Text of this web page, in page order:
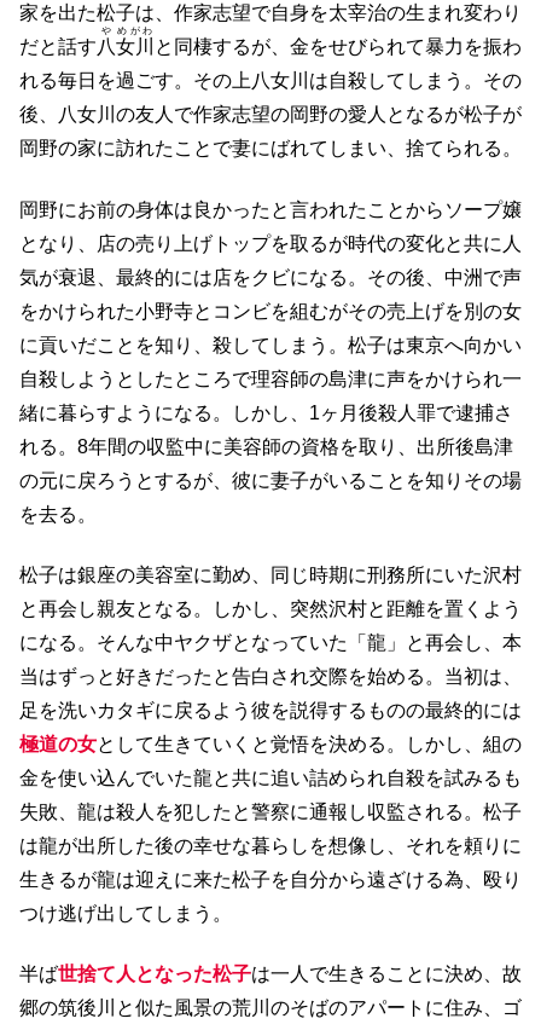
家を出た松子は、作家志望で自身を太宰治の生まれ変わり
だと話す八
や
女川
めがわ
と同棲するが、金をせびられて暴力を振わ
れる毎日を過ごす。その上八女川は自殺してしまう。その
後、八女川の友人で作家志望の岡野の愛人となるが松子が
岡野の家に訪れたことで妻にばれてしまい、捨てられる。
岡野にお前の身体は良かったと言われたことからソープ嬢
となり、店の売り上げトップを取るが時代の変化と共に人
気が衰退、最終的には店をクビになる。その後、中洲で声
をかけられた小野寺とコンビを組むがその売上げを別の女
に貢いだことを知り、殺してしまう。松子は東京へ向かい
自殺しようとしたところで理容師の島津に声をかけられ一
緒に暮らすようになる。しかし、1ヶ月後殺人罪で逮捕さ
れる。8年間の収監中に美容師の資格を取り、出所後島津
の元に戻ろうとするが、彼に妻子がいることを知りその場
を去る。
松子は銀座の美容室に勤め、同じ時期に刑務所にいた沢村
と再会し親友となる。しかし、突然沢村と距離を置くよう
になる。そんな中ヤクザとなっていた「龍」と再会し、本
当はずっと好きだったと告白され交際を始める。当初は、
足を洗いカタギに戻るよう彼を説得するものの最終的には
極道の女として生きていくと覚悟を決める。しかし、組の
金を使い込んでいた龍と共に追い詰められ自殺を試みるも
失敗、龍は殺人を犯したと警察に通報し収監される。松子
は龍が出所した後の幸せな暮らしを想像し、それを頼りに
生きるが龍は迎えに来た松子を自分から遠ざける為、殴り
つけ逃げ出してしまう。
半ば世捨て人となった松子は一人で生きることに決め、故
郷の筑後川と似た風景の荒川のそばのアパートに住み、ゴ